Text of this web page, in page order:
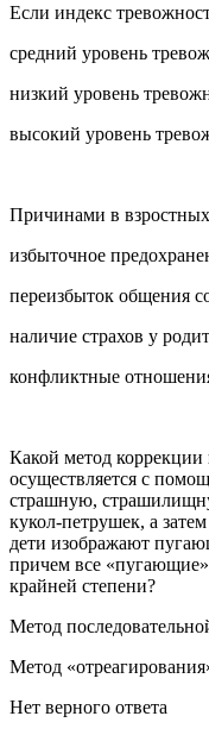
Если индекс
средний уровень
низкий уровень
высокий уровень
Причинами в взростных
избыточное
переизбыток общения
наличие страхов у
конфликтные
Какой метод
осуществляется с
страшную,
кукол-петрушек, а
дети изображают
причем все
крайней степени?
Метод
Метод
Нет верного ответа